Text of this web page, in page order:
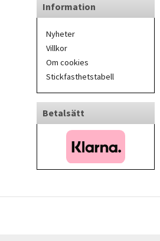
Information
Nyheter
Villkor
Om cookies
Stickfasthetstabell
Betalsätt